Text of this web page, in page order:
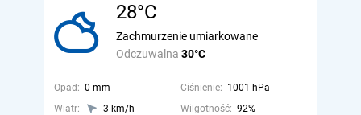
28°C
Odczuwalna 30°C
Zachmurzenie umiarkowane
Opad: 0 mm Ciśnienie: 1001 hPa
Wiatr:
3 km/h Wilgotność: 92%